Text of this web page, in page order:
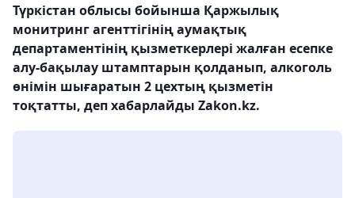
Түркістан облысы бойынша Қаржылық
монитринг агенттігінің аумақтық
департаментінің қызметкерлері жалған есепке
алу-бақылау штамптарын қолданып, алкоголь
өнімін шығаратын 2 цехтың қызметін
тоқтатты, деп хабарлайды Zakon.kz.